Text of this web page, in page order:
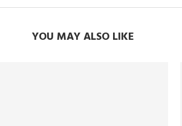
YOU MAY ALSO LIKE